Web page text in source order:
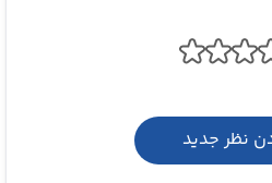
نظر جدید